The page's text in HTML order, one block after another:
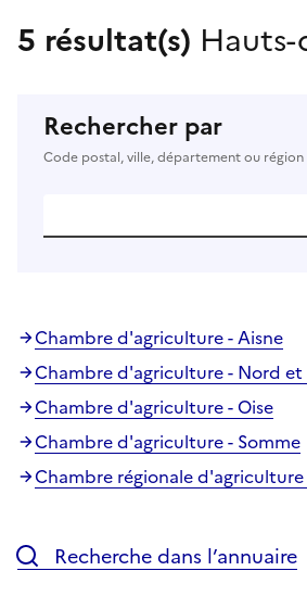
5 résultat(s) Hauts-
Rechercher par
Code postal, ville, département ou région
Chambre d'agriculture - Aisne
Chambre d'agriculture - Nord et
Chambre d'agriculture - Oise
Chambre d'agriculture - Somme
Chambre régionale
Recherche dans l’annuaire